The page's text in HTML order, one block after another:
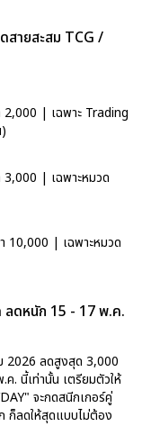
ายสะสม TCG /
2,000 | เฉพาะ Trading
| เฉพาะหมวด
10,000 | เฉพาะหมวด
ดหนัก 15 - 17 พ.ค.
2026 ลดสูงสุด 3,000
. นี้เท่านั้น เตรียมตัวให้
จะกดสนีกเกอร์คู่
ก็ลดให้สุดแบบไม่ต้อง